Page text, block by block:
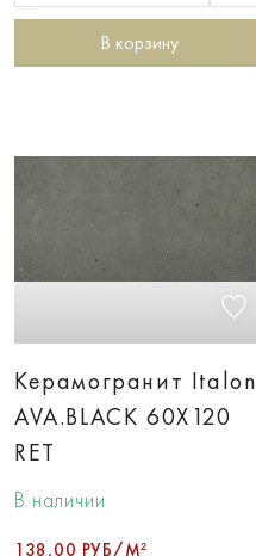
В корзину
Керамогранит Italon
AVA.BLACK 60X120
RET
В наличии
138,00 РУБ/М²